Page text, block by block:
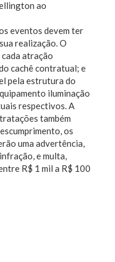
ao
eventos devem ter
realização. O
atração
cachê contratual; e
pela estrutura do
iluminação
respectivos. A
também
os
uma advertência,
e multa,
R$ 1 mil a R$ 100